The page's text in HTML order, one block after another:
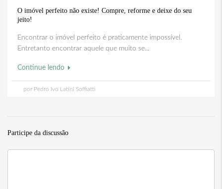
O imóvel perfeito não existe! Compre, reforme e deixe do seu
jeito!
Encontrar o imóvel perfeito é praticamente impossível.
Entretanto encontrar aquele que muito se...
Continue lendo
por Pedro Ivo Latini Soffiatti
Participe da discussão